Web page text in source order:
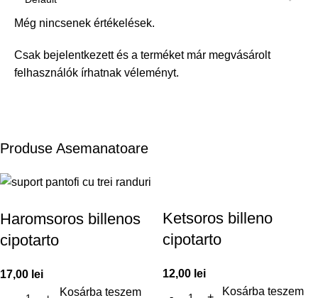
Még nincsenek értékelések.
Csak bejelentkezett és a terméket már megvásárolt
felhasználók írhatnak véleményt.
Produse Asemanatoare
Haromsoros billenos
cipotarto
17,00 lei
Kosárba teszem
Ketsoros billeno
cipotarto
12,00 lei
Kosárba teszem